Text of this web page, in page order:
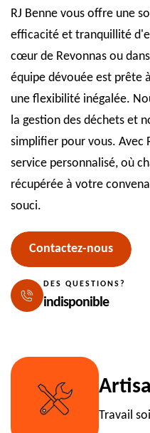
RJ Benne vous offre une
efficacité et tranquillité
cœur de Revonnas ou
équipe dévouée est prête
une flexibilité inégalée.
la gestion des déchets et
simplifier pour vous. Avec
service personnalisé, où
récupérée à votre
souci.
Contactez-nous
DES QUESTIONS?
indisponible
Travail